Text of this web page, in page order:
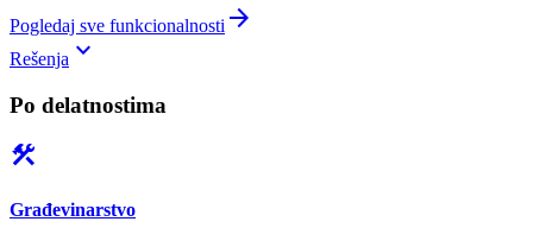
Pogledaj sve funkcionalnosti arrow_forward
Rešenja keyboard_arrow_down
Po delatnostima
construction
Građevinarstvo